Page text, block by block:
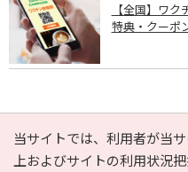
【全国】ワ
特典・クーポ
当サイトでは、利用者が当
上およびサイトの利用状況